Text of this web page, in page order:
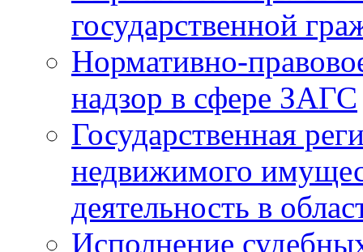
государственной
Нормативно-
надзор в сфере ЗАГС
Государственная
недвижимого
деятельность в
Исполнение